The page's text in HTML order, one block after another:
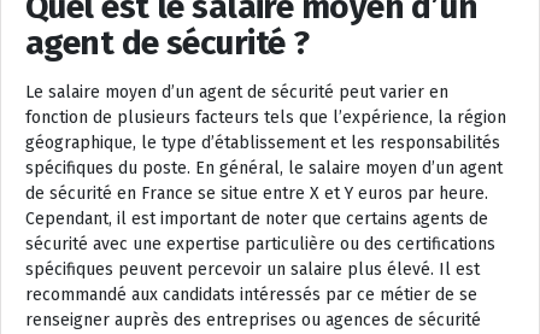
agent de sécurité ?
Le salaire moyen d’un agent de sécurité peut varier en
fonction de plusieurs facteurs tels que l’expérience, la région
géographique, le type d’établissement et les responsabilités
spécifiques du poste. En général, le salaire moyen d’un agent
de sécurité en France se situe entre X et Y euros par heure.
Cependant, il est important de noter que certains agents de
sécurité avec une expertise particulière ou des certifications
spécifiques peuvent percevoir un salaire plus élevé. Il est
recommandé aux candidats intéressés par ce métier de se
renseigner auprès des entreprises ou agences de sécurité